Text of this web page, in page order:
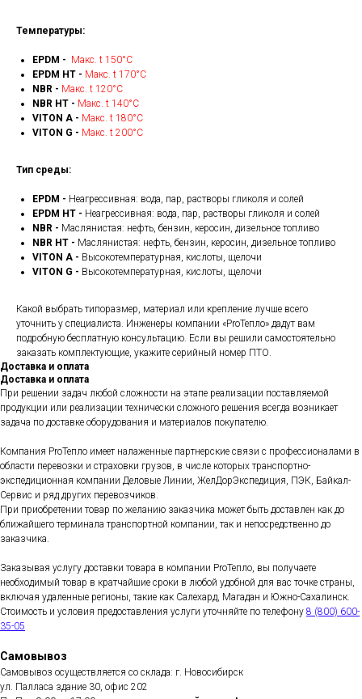
Температуры:
EPDM - Макс. t 150°С
EPDM HT - Макс. t 170°С
NBR - Макс. t 120°С
NBR HT - Макс. t 140°С
VITON A - Макс. t 180°С
VITON G - Макс. t 200°С
Тип среды:
EPDM - Неагрессивная: вода, пар, растворы гликоля и солей
EPDM HT - Неагрессивная: вода, пар, растворы гликоля и солей
NBR - Маслянистая: нефть, бензин, керосин, дизельное топливо
NBR HT - Маслянистая: нефть, бензин, керосин, дизельное топливо
VITON A - Высокотемпературная, кислоты, щелочи
VITON G - Высокотемпературная, кислоты, щелочи
Какой выбрать типоразмер, материал или крепление лучше всего
уточнить у специалиста. Инженеры компании «ProТепло» дадут вам
подробную бесплатную консультацию. Если вы решили самостоятельно
заказать комплектующие, укажите серийный номер ПТО.
Доставка и оплата
Доставка и оплата
При решении задач любой сложности на этапе реализации поставляемой
продукции или реализации технически сложного решения всегда возникает
задача по доставке оборудования и материалов покупателю.
Компания ProТепло имеет налаженные партнерские связи с профессионалами в
области перевозки и страховки грузов, в числе которых транспортно-
экспедиционная компании Деловые Линии, ЖелДорЭкспедиция, ПЭК, Байкал-
Сервис и ряд других перевозчиков.
При приобретении товар по желанию заказчика может быть доставлен как до
ближайшего терминала транспортной компании, так и непосредственно до
заказчика.
Заказывая услугу доставки товара в компании ProТепло, вы получаете
необходимый товар в кратчайшие сроки в любой удобной для вас точке страны,
включая удаленные регионы, такие как Салехард, Магадан и Южно-Сахалинск.
Стоимость и условия предоставления услуги уточняйте по телефону 8 (800) 600-
35-05
Самовывоз
Самовывоз осуществляется со склада: г. Новосибирск
ул. Палласа здание 30, офис 202